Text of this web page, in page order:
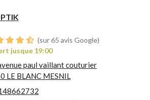
(sur 65 avis Google)
jusque 19:00
paul vaillant couturier
LE BLANC MESNIL